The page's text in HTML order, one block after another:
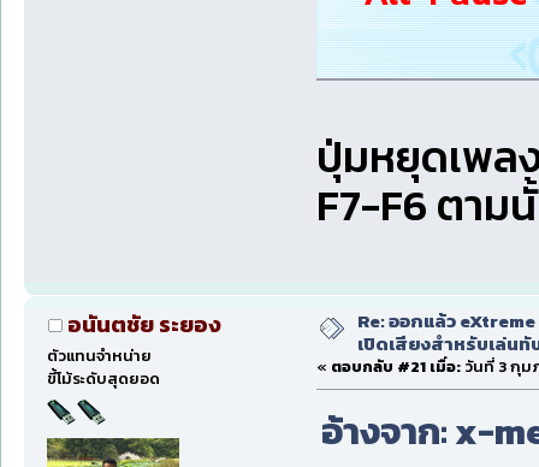
ปุ่มหยุดเพล
F7-F6 ตาม
อนันตชัย ระยอง
ตัวแทนจำหน่าย
ขี้โม้ระดับสุดยอด
Re: ออกแล้ว
เปิดเสียงสำหรับเล่น
« ตอบกลับ #21 เมื่อ: วันที่ 3 กุม
อ้างจาก: x-